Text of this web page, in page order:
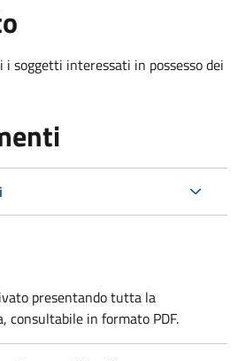
soggetti interessati in possesso dei
presentando tutta la
consultabile in formato PDF.